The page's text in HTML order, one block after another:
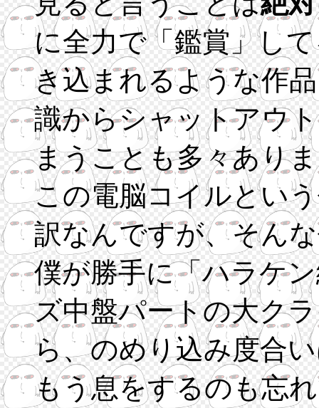
に全力で「鑑賞」し
き込まれるような作
識からシャットアウ
まうことも多々あり
この電脳コイルとい
訳なんですが、そん
僕が勝手に「ハラケ
ズ中盤パートの大ク
ら、のめり込み度合
もう息をするのも忘